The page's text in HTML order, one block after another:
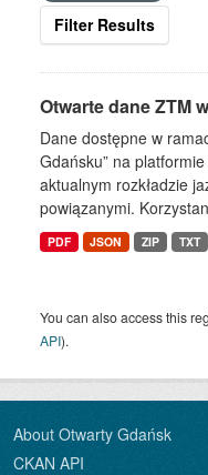
Filter Results
Otwarte dane ZTM
Dane dostępne w
Gdańsku” na
aktualnym rozkładzie
powiązanymi.
PDF JSON ZIP TXT
You can also access this
API).
About Otwarty Gdańsk
CKAN API